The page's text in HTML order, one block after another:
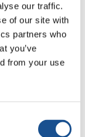
our traffic.
of our site with
partners who
you’ve
from your use